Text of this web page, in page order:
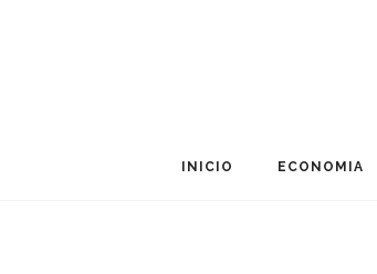
INICIO ECONOMIA